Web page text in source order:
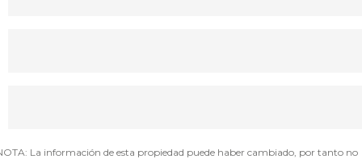
La información de esta propiedad puede haber cambiado, por tanto no